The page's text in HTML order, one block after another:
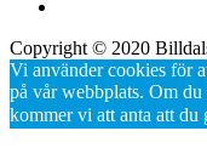
Copyright © 2020
Vi använder cookies för
på vår webbplats. Om du
kommer vi att anta att du